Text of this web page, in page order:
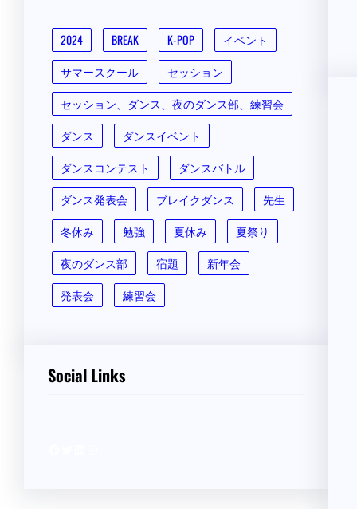
2024 BREAK K-POP
イベント
サマースクール
セッション
セッション、ダンス、夜のダンス部、練習会
ダンス
ダンスイベント
ダンスコンテスト
ダンスバトル
ダンス発表会
ブレイクダンス
先生
冬休み
勉強 夏休み
夏祭り
夜のダンス部
宿題
新年会
発表会
練習会
Social Links